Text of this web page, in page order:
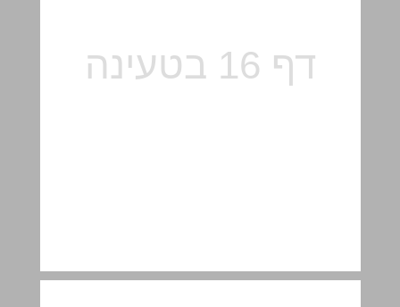
ג. שברים – סיכום ... 17